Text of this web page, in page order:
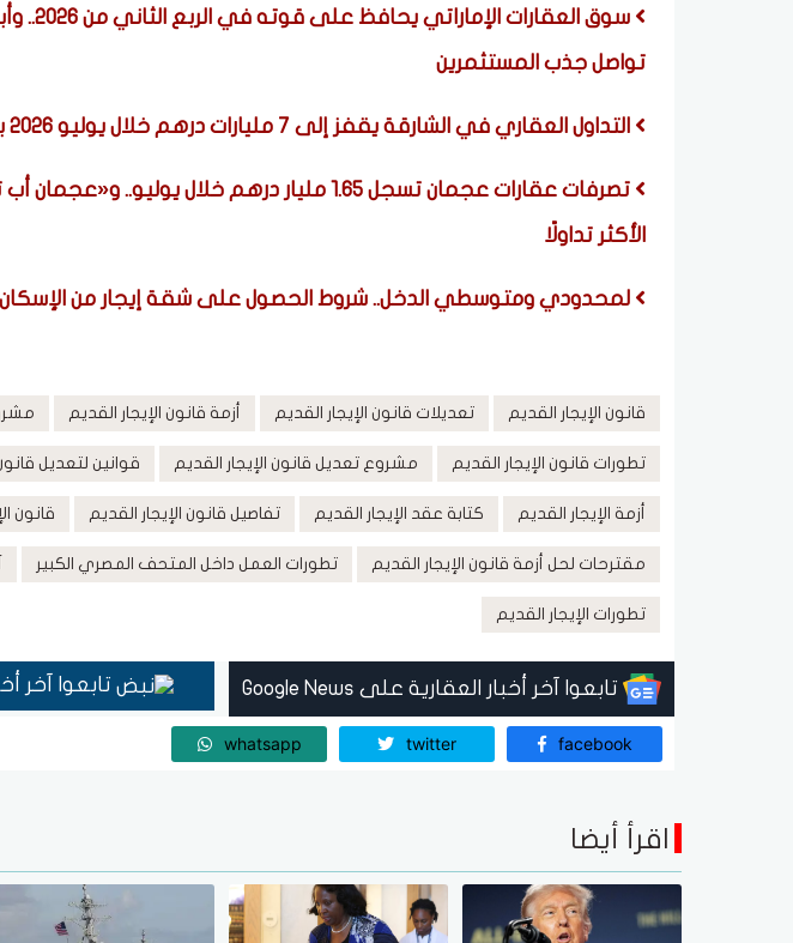
سوق
تواصل جذب المستثمرين
التداول العقاري في الشارقة يقفز إلى 7 مليارات درهم خلال يوليو 2026 بنمو 61.8%
تصرفات عقارات عجمان تسجل 1.65 مليار درهم خلال يوليو..
الأكثر تداولًا
لمحدودي ومتوسطي الدخل.. شروط الحصول على شقة إيجار من الإسكان بـ 1500 جنيه
قانون الإيجار القديم تعديلات قانون الإيجار القديم أزمة قانون الإيجار القديم
تطورات قانون الإيجار القديم مشروع تعديل قانون الإيجار القديم قوانين لتعديل
أزمة الإيجار القديم كتابة عقد الإيجار القديم تفاصيل قانون الإيجار القديم قانون
مقترحات لحل أزمة قانون الإيجار القديم تطورات العمل داخل المتحف المصري الكبير
تطورات الإيجار القديم
تابعوا آخر أخبار العقارية على Google News تابعوا آخر
facebook
twitter
whatsapp
اقرأ أيضا